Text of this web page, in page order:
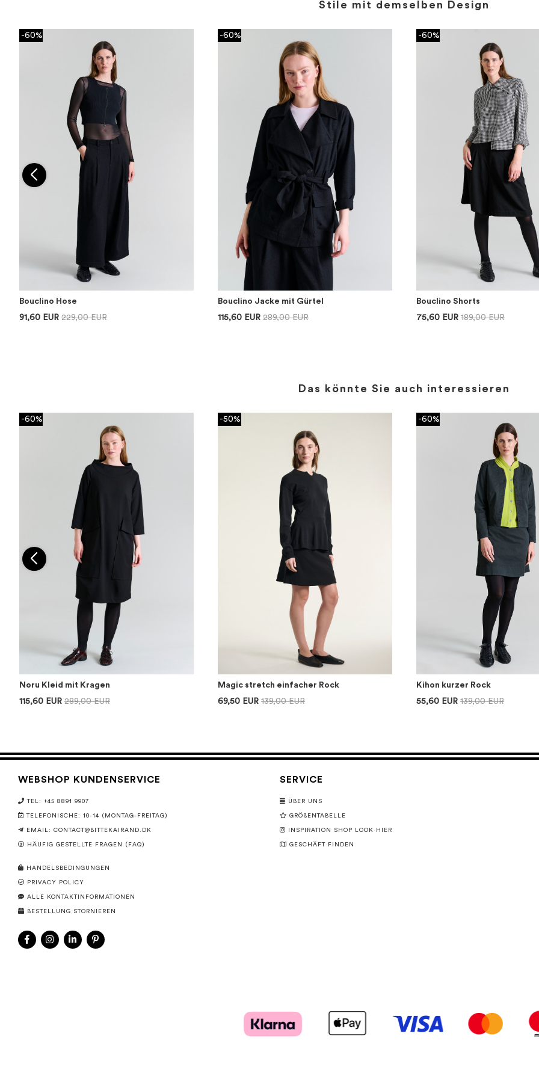
Stile mit demselben Design
-60%
Bouclino Hose
91,60 EUR 229,00 EUR
-60%
Bouclino Jacke mit Gürtel
115,60 EUR 289,00 EUR
-60%
Bouclino Shorts
75,60 EUR 189,00 EUR
Das könnte Sie auch interessieren
-60%
Noru Kleid mit Kragen
115,60 EUR 289,00 EUR
-50%
Magic stretch einfacher Rock
69,50 EUR 139,00 EUR
-60%
Kihon kurzer Rock
55,60 EUR 139,00 EUR
WEBSHOP KUNDENSERVICE
TEL: +45 8891 9907
TELEFONISCHE: 10-14 (MONTAG-FREITAG)
EMAIL: CONTACT@BITTEKAIRAND.DK
HÄUFIG GESTELLTE FRAGEN (FAQ)
HANDELSBEDINGUNGEN
PRIVACY POLICY
ALLE KONTAKTINFORMATIONEN
BESTELLUNG STORNIEREN
SERVICE
ÜBER UNS
GRÖßENTABELLE
INSPIRATION SHOP LOOK HIER
GESCHÄFT FINDEN